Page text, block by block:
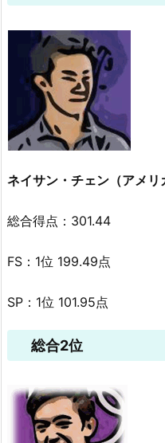
ネイサン・チェン（アメリ
総合得点：301.44
FS：1位 199.49点
SP：1位 101.95点
総合2位